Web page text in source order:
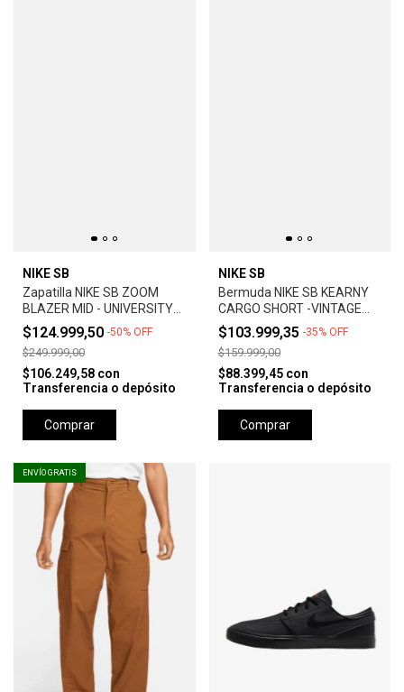
NIKE SB
Zapatilla NIKE SB ZOOM
BLAZER MID - UNIVERSITY
RED *Orange Label*
$124.999,50 -50% OFF
$249.999,00
$106.249,58 con
Transferencia o depósito
Comprar
NIKE SB
Bermuda NIKE SB KEARNY
CARGO SHORT -VINTAGE
GREEN
$103.999,35 -35% OFF
$159.999,00
$88.399,45 con
Transferencia o depósito
Comprar
ENVÍO GRATIS